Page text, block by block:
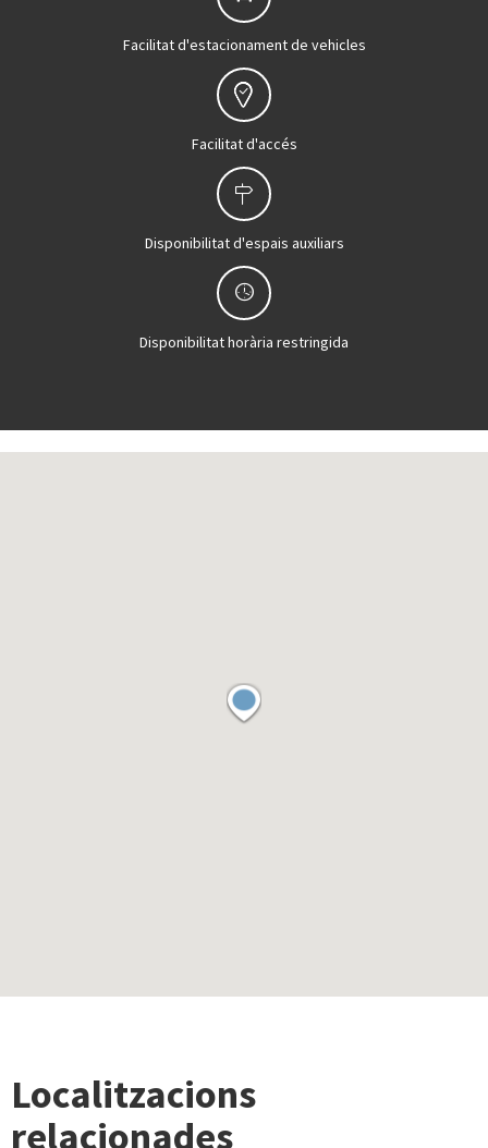
Facilitat d'estacionament de vehicles
Facilitat d'accés
Disponibilitat d'espais auxiliars
Disponibilitat horària restringida
Localitzacions
relacionades